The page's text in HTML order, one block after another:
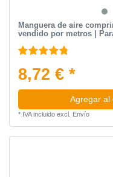
Manguera de aire
vendido por metros |
8,72 € *
Agregar al
* IVA incluidoexcl. Envío